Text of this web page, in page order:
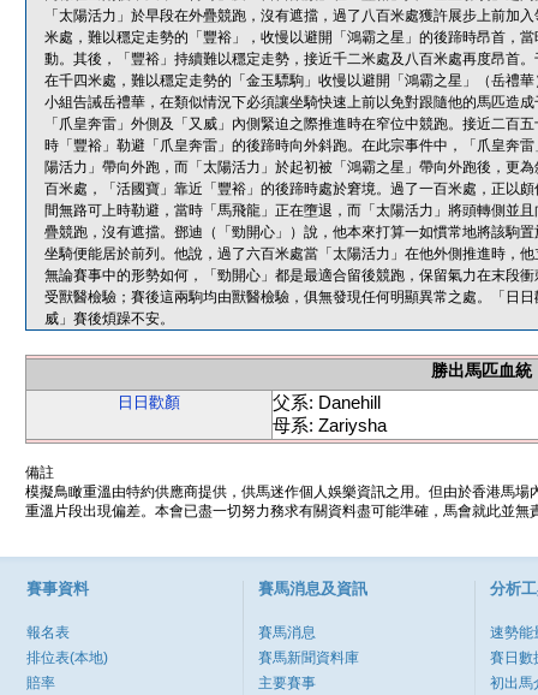
「太陽活力」於早段在外疊競跑，沒有遮擋，過了八百米處獲許展步上前加
米處，難以穩定走勢的「豐裕」，收慢以避開「鴻霸之星」的後蹄時昂首，
動。其後，「豐裕」持續難以穩定走勢，接近千二米處及八百米處再度昂首
在千四米處，難以穩定走勢的「金玉驃駒」收慢以避開「鴻霸之星」（岳禮
小組告誡岳禮華，在類似情況下必須讓坐騎快速上前以免對跟隨他的馬匹造
「爪皇奔雷」外側及「又威」內側緊迫之際推進時在窄位中競跑。接近二百
時「豐裕」勒避「爪皇奔雷」的後蹄時向外斜跑。在此宗事件中，「爪皇奔
陽活力」帶向外跑，而「太陽活力」於起初被「鴻霸之星」帶向外跑後，更
百米處，「活國寶」靠近「豐裕」的後蹄時處於窘境。過了一百米處，正以
間無路可上時勒避，當時「馬飛龍」正在墮退，而「太陽活力」將頭轉側並
疊競跑，沒有遮擋。鄧迪（「勁開心」）說，他本來打算一如慣常地將該駒
坐騎便能居於前列。他說，過了六百米處當「太陽活力」在他外側推進時，
無論賽事中的形勢如何，「勁開心」都是最適合留後競跑，保留氣力在末段
受獸醫檢驗；賽後這兩駒均由獸醫檢驗，俱無發現任何明顯異常之處。「日
威」賽後煩躁不安。
勝出馬匹血統
日日歡顏
父系: Danehill
母系: Zariysha
備註
模擬鳥瞰重溫由特約供應商提供，供馬迷作個人娛樂資訊之用。但由於香港馬
重溫片段出現偏差。本會已盡一切努力務求有關資料盡可能準確，馬會就此並
賽事資料
報名表
排位表(本地)
賠率
賽馬消息及資訊
賽馬消息
賽馬新聞資料庫
主要賽事
分析
速勢能
賽日數
初出馬